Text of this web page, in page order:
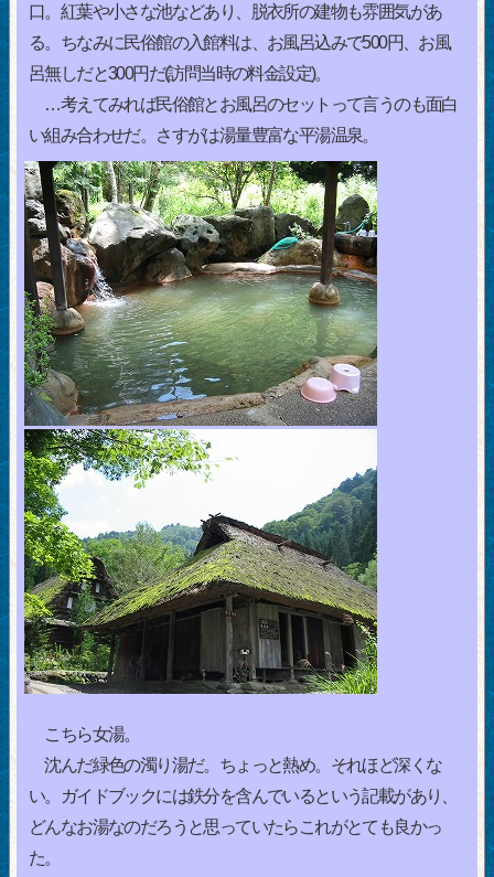
口。紅葉や小さな池などあり、脱衣所の建物も雰囲気があ
る。ちなみに民俗館の入館料は、お風呂込みで500円、お風
呂無しだと300円だ(訪問当時の料金設定)。
…考えてみれば民俗館とお風呂のセットって言うのも面白
い組み合わせだ。さすがは湯量豊富な平湯温泉。
こちら女湯。
沈んだ緑色の濁り湯だ。ちょっと熱め。それほど深くな
い。ガイドブックには鉄分を含んでいるという記載があり、
どんなお湯なのだろうと思っていたらこれがとても良かっ
た。